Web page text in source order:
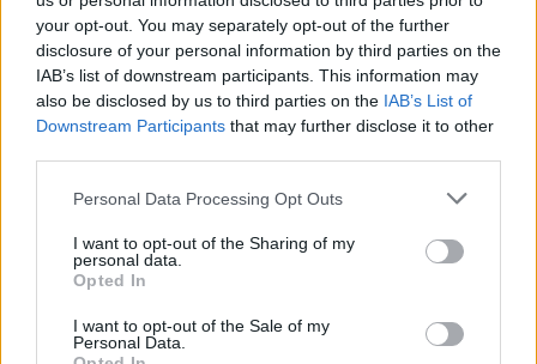
your opt-out. You may separately opt-out of the further
disclosure of your personal information by third parties on the
IAB’s list of downstream participants. This information may
also be disclosed by us to third parties on the IAB’s List of
Downstream Participants that may further disclose it to other
Personal Data Processing Opt Outs
I want to opt-out of the Sharing of my
personal data.
Opted In
I want to opt-out of the Sale of my
Personal Data.
Žiūrimiausi įrašai
00:00:30
Vaizdai iš tragiškos avarijos Vilniaus r.: dviejų moterų ir
vaiko gyvybių išgelbėti nepavyko
00:00:57
Savaitės vidurys nusimato karštas: temperatūra kils iki
32 laipsnių šilumos
Žinios | Orai